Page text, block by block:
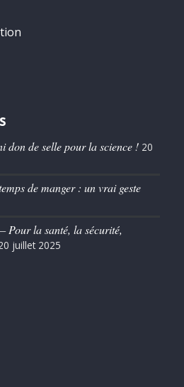
don de selle pour la science ! 20
de manger : un vrai geste
la santé, la sécurité,
juillet 2025